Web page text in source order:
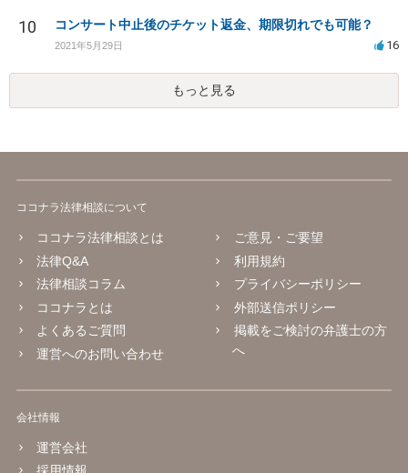
10 コンサート中止後のチケット返金、期限切れでも可能？
2021年5月29日 16
もっと見る
ココナラ法律相談について
ココナラ法律相談とは
法律Q&A
法律相談コラム
ココナラとは
よくあるご質問
運営へのお問い合わせ
ご意見・ご要望
利用規約
プライバシーポリシー
外部送信ポリシー
掲載をご検討の弁護士の方
へ
会社情報
運営会社